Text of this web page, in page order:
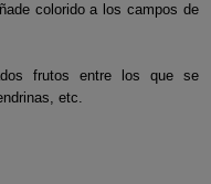
colorido a los campos de
frutos entre los que se
etc.